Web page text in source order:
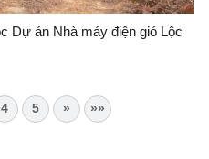
Dự án Nhà máy điện gió Lộc
4 5 » »»